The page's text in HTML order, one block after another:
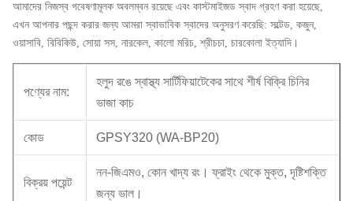
আমাদের নিজস্ব গবেষণামূলক অবলম্বন রয়েছে এবং কাস্টমাইজড স্বাদ গ্রহণ করা হয়েছে,
এখন আপনার পছন্দ করার জন্য আমরা স্বাভাবিক স্বাদের অনুসরণ করেছি: সল্টেড, কজুন,
ওয়াসাবি, বিবিকিউ, সোয়া সস, নারকেল, কালো মরিচ, শ্রীচচা, চারকোলা ইত্যাদি।
পণ্যের নাম:
হলুদ রঙে স্বাস্থ্য সার্টিফিয়াটেকের সাথে শীর্ষ বিক্রি চিনির
ভাজা কাচ
কোড GPSY320 (WA-BP20)
বিক্রয় পয়েন্ট
নন-জিএমও, কোন খাদ্য রং। ফ্রাইং থেকে মুক্ত, দৃষ্টিশক্তি
জন্য ভাল।